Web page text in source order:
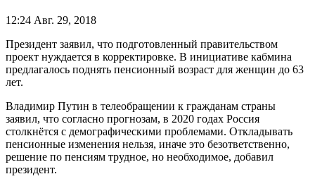
12:24 Авг. 29, 2018
Президент заявил, что подготовленный правительством
проект нуждается в корректировке. В инициативе кабмина
предлагалось поднять пенсионный возраст для женщин до 63
лет.
Владимир Путин в телеобращении к гражданам страны
заявил, что согласно прогнозам, в 2020 годах Россия
столкнётся с демографическими проблемами. Откладывать
пенсионные изменения нельзя, иначе это безответственно,
решение по пенсиям трудное, но необходимое, добавил
президент.